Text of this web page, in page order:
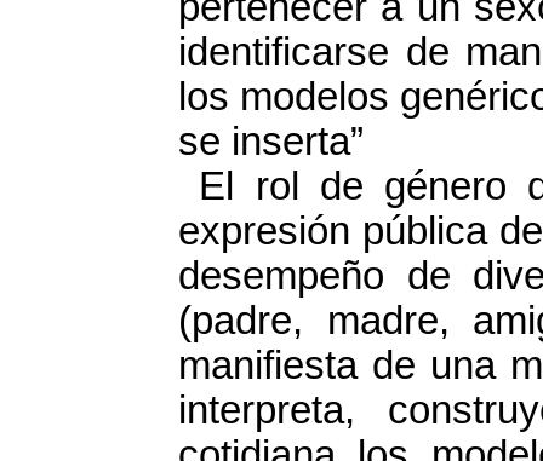
identificarse de
los modelos
se inserta”
El rol de género
expresión pública
desempeño de
(padre, madre,
manifiesta de una
interpreta,